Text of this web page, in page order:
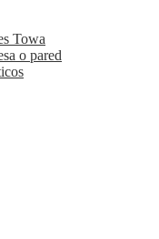
Towa
o pared